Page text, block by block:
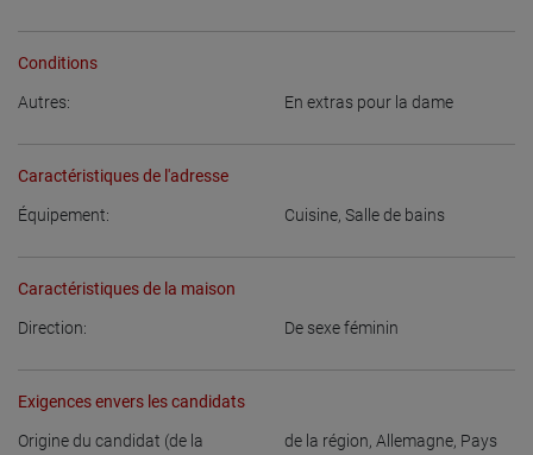
Conditions
Autres: En extras pour la dame
Caractéristiques de l'adresse
Équipement: Cuisine, Salle de bains
Caractéristiques de la maison
Direction: De sexe féminin
Exigences envers les candidats
Origine du candidat (de la
de la région, Allemagne, Pays